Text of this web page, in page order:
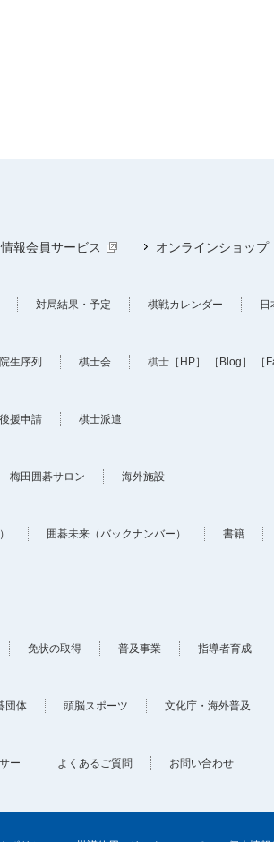
情報会員サービス オンラインショップ
対局結果・予定 棋戦カレンダー 日
院生序列 棋士会 棋士 ［HP］ ［Blog］ ［
後援申請 棋士派遣
梅田囲碁サロン 海外施設
囲碁未来（バックナンバー） 書籍
免状の取得 普及事業 指導者育成
団体 頭脳スポーツ 文化庁・海外普及
ー よくあるご質問 お問い合わせ